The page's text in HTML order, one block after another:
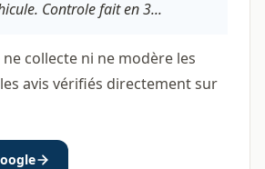
Controle fait en 3...
collecte ni ne modère les
avis vérifiés directement sur